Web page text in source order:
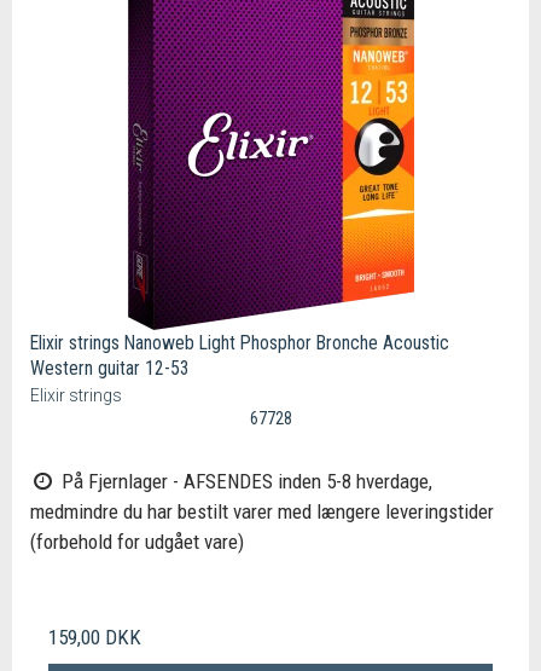
Elixir strings Nanoweb Light Phosphor Bronche Acoustic
Western guitar 12-53
Elixir strings
67728
På Fjernlager - AFSENDES inden 5-8 hverdage,
medmindre du har bestilt varer med længere leveringstider
(forbehold for udgået vare)
159,00 DKK